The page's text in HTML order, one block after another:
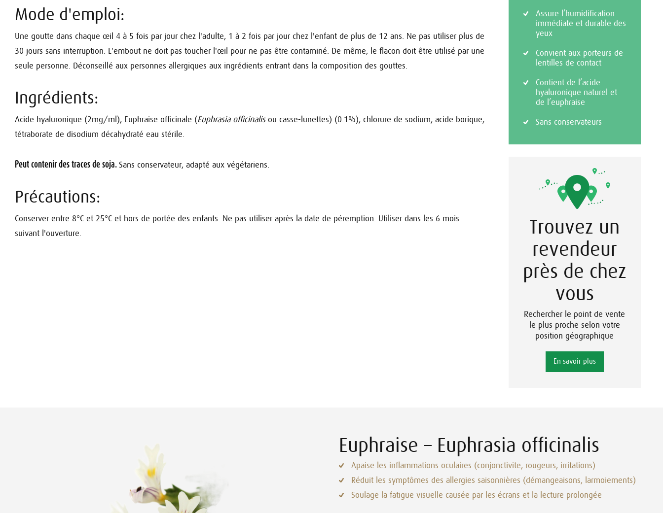
Mode d'emploi:
Une goutte dans chaque œil 4 à 5 fois par jour chez l'adulte, 1 à 2 fois par jour chez l'enfant de plus de 12 ans. Ne pas utiliser plus de
30 jours sans interruption. L'embout ne doit pas toucher l'œil pour ne pas être contaminé. De même, le flacon doit être utilisé par une
seule personne. Déconseillé aux personnes allergiques aux ingrédients entrant dans la composition des gouttes.
Ingrédients:
Acide hyaluronique (2mg/ml), Euphraise officinale (Euphrasia officinalisou casse-lunettes) (0.1%), chlorure de sodium, acide borique,
tétraborate de disodium décahydraté eau stérile.
Peut contenir des traces de soja. Sans conservateur, adapté aux végétariens.
Précautions:
Conserver entre 8°C et 25°C et hors de portée des enfants. Ne pas utiliser après la date de péremption. Utiliser dans les 6 mois
suivant l'ouverture.
Assure l’humidification
immédiate et durable des
yeux
Convient aux porteurs de
lentilles de contact
Contient de l’acide
hyaluronique naturel et
de l’euphraise
Sans conservateurs
Trouvez un
revendeur
près de chez
vous
Rechercher le point de vente
le plus proche selon votre
position géographique
En savoir plus
Euphraise – Euphrasia officinalis
Apaise les inflammations oculaires (conjonctivite, rougeurs, irritations)
Réduit les symptômes des allergies saisonnières (démangeaisons, larmoiements)
Soulage la fatigue visuelle causée par les écrans et la lecture prolongée